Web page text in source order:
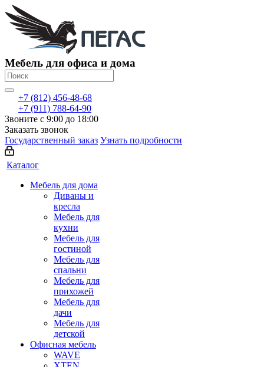
Мебель для офиса и дома
+7 (812) 456-48-68
+7 (911) 788-64-90
Звоните с 9:00 до 18:00
Заказать звонок
Государственный заказ Узнать подробности
Каталог
Мебель для дома
Диваны и
кресла
Мебель для
кухни
Мебель для
гостиной
Мебель для
спальни
Мебель для
прихожей
Мебель для
дачи
Мебель для
детской
Офисная мебель
WAVE